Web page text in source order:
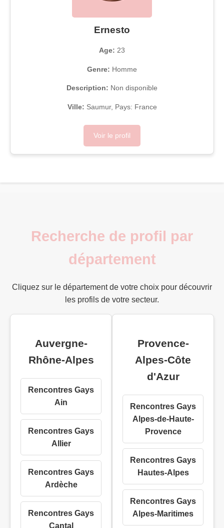
Ernesto
Age: 23
Genre: Homme
Description: Non disponible
Ville: Saumur, Pays: France
Voir le profil
Recherche de profil par
département
Cliquez sur le département de votre choix pour découvrir
les profils de votre secteur.
Auvergne-
Rhône-Alpes
Rencontres Gays
Ain
Rencontres Gays
Allier
Rencontres Gays
Ardèche
Rencontres Gays
Cantal
Provence-
Alpes-Côte
d'Azur
Rencontres Gays
Alpes-de-Haute-
Provence
Rencontres Gays
Hautes-Alpes
Rencontres Gays
Alpes-Maritimes